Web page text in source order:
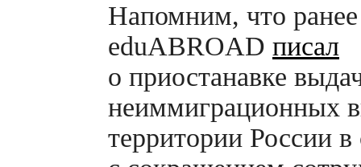
Напомним, что
eduABROAD писал
о приостанавке
неиммиграционных
территории России в